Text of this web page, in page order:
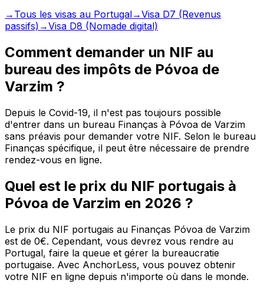
→ Tous les visas au Portugal→Visa D7 (Revenus
passifs) →Visa D8 (Nomade digital)
Comment demander un NIF au
bureau des impôts de Póvoa de
Varzim ?
Depuis le Covid-19, il n'est pas toujours possible
d'entrer dans un bureau Finanças à Póvoa de Varzim
sans préavis pour demander votre NIF. Selon le bureau
Finanças spécifique, il peut être nécessaire de prendre
rendez-vous en ligne.
Quel est le prix du NIF portugais à
Póvoa de Varzim en 2026 ?
Le prix du NIF portugais au Finanças Póvoa de Varzim
est de 0€. Cependant, vous devrez vous rendre au
Portugal, faire la queue et gérer la bureaucratie
portugaise. Avec AnchorLess, vous pouvez obtenir
votre NIF en ligne depuis n'importe où dans le monde.